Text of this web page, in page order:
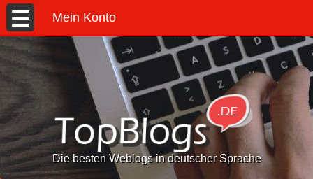
Mein Konto
Die besten Weblogs in deutscher Sprache